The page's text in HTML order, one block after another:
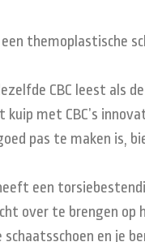
themoplastische
CBC leest als
kuip met CBC’s
goed pas te maken
heeft een
over te brengen
en je